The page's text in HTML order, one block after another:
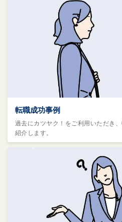
転職成功事例
過去にカツヤク！をご利用いただき
紹介します。